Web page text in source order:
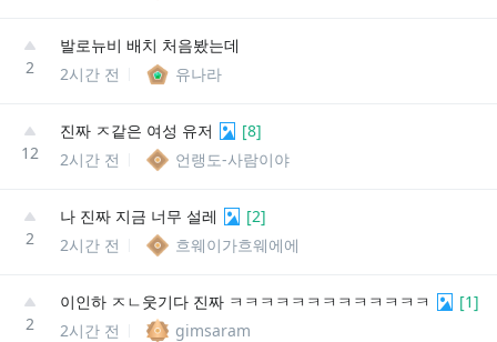
2
발로뉴비 배치 처음봤는데
2시간 전
유나라
12
진짜 ㅈ같은 여성 유저 [8]
2시간 전
언랭도-사람이야
2
나 진짜 지금 너무 설레 [2]
2시간 전
흐웨이가흐웨에에
2
이인하 ㅈㄴ웃기다 진짜 ㅋㅋㅋㅋㅋㅋㅋㅋㅋㅋㅋㅋㅋ [1]
2시간 전
gimsaram